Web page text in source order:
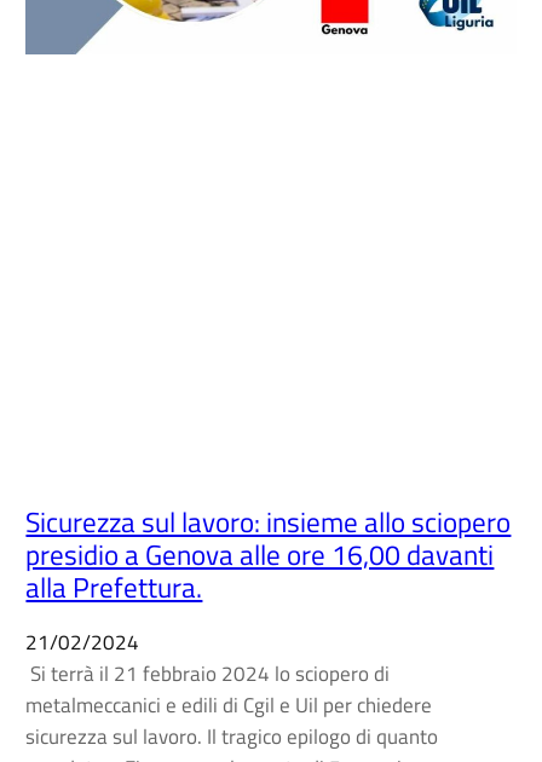
Sicurezza sul lavoro: insieme allo sciopero
presidio a Genova alle ore 16,00 davanti
alla Prefettura.
21/02/2024
Si terrà il 21 febbraio 2024 lo sciopero di
metalmeccanici e edili di Cgil e Uil per chiedere
sicurezza sul lavoro. Il tragico epilogo di quanto